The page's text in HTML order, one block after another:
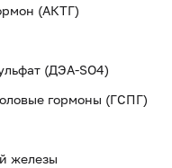
(АКТГ)
(ДЭА-SO4)
гормоны (ГСПГ)
железы